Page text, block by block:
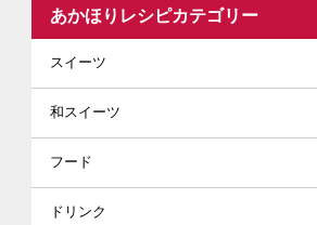
あかほりレシピカテゴリー
スイーツ
和スイーツ
フード
ドリンク